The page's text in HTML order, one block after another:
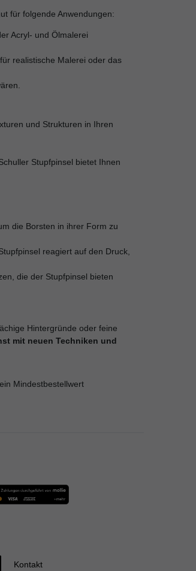
für folgende Anwendungen:
Acryl- und Ölmalerei
realistische Malerei oder das
und Strukturen in Ihren
Stupfpinsel bietet Ihnen
die Borsten in ihrer Form zu
reagiert auf den Druck,
die der Stupfpinsel bieten
Hintergründe oder feine
mit neuen Techniken und
Mindestbestellwert
Kontakt